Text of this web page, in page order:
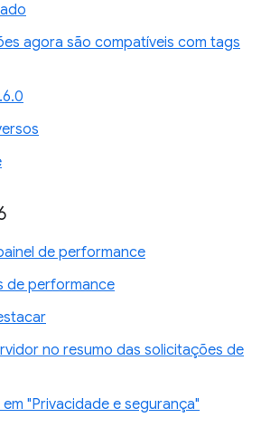
agora são compatíveis com tags
de performance
de performance
no resumo das solicitações de
"Privacidade e segurança"